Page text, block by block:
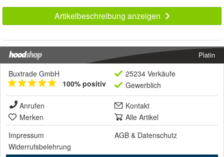
Artikelbeschreibung anzeigen
Platin
Buxtrade GmbH
100% positiv
25234 Verkäufe
Gewerblich
Anrufen
Kontakt
Merken
Alle Artikel
Impressum
AGB & Datenschutz
Widerrufsbelehrung